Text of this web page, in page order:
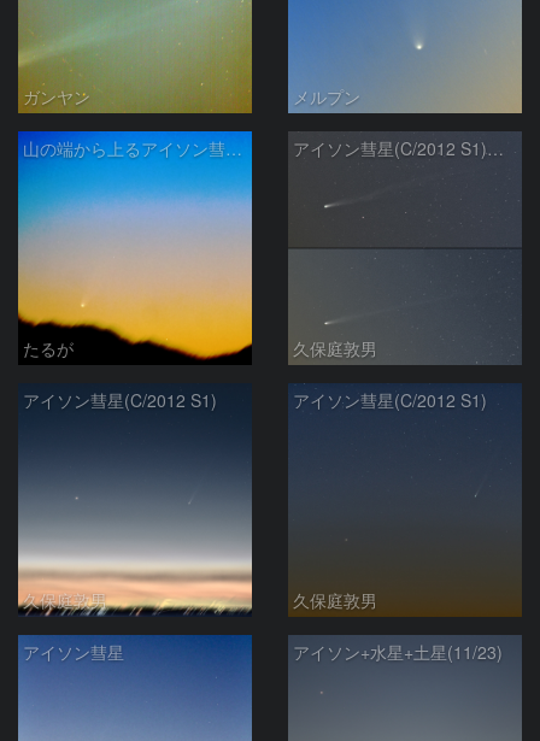
ガンヤン メルプン
山の端から上るアイソン彗星（11／24）
たるが
アイソン彗星(C/2012 S1)の尾の変化
久保庭敦男
アイソン彗星(C/2012 S1)
久保庭敦男
アイソン彗星(C/2012 S1)
久保庭敦男
アイソン彗星 アイソン+水星+土星(11/23)